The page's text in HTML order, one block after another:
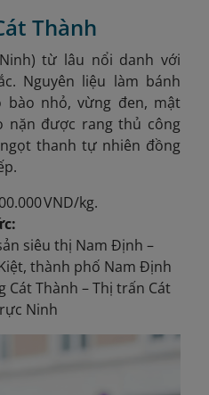
Thành
từ lâu nổi danh với
Nguyên liệu làm bánh
bào nhỏ, vừng đen, mật
nặn được rang thủ công
thanh tự nhiên đồng
VND/kg.
siêu thị Nam Định –
thành phố Nam Định
Cát Thành – Thị trấn Cát
Ninh